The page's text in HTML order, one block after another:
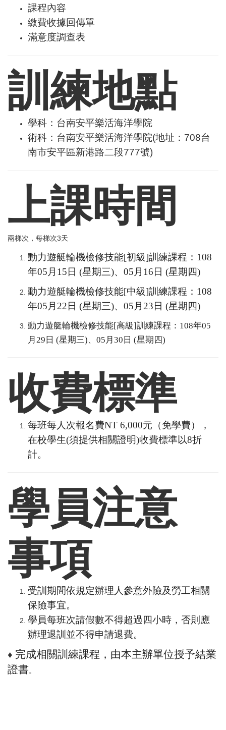
課程內容
繳費收據回傳單
滿意度調查表
訓練地點
學科：台南安平樂活海洋學院
術科：台南安平樂活海洋學院(地址：708台
南市安平區新港路二段777號)
上課時間
兩梯次，每梯次3天
動力遊艇輪機檢修技能[初級]訓練課程：108
年05月15日 (星期三)、05月16日 (星期四)
動力遊艇輪機檢修技能[中級]訓練課程：108
年05月22日 (星期三)、05月23日 (星期四)
動力遊艇輪機檢修技能[高級]訓練課程：108年05
月29日 (星期三)、05月30日 (星期四)
收費標準
每班每人次報名費NT 6,000元（免學費），
在校學生(須提供相關證明)收費標準以8折
計。
學員注意
事項
受訓期間依規定辦理人參意外險及勞工相關
保險事宜。
學員每班次請假數不得超過四小時，否則應
辦理退訓並不得申請退費。
♦ 完成相關訓練課程，由本主辦單位授予結業
證書。